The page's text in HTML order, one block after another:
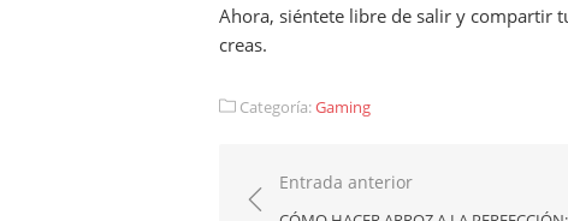
Ahora, siéntete libre de salir y compartir
creas.
Categoría:Gaming
Navegación
Entrada anterior